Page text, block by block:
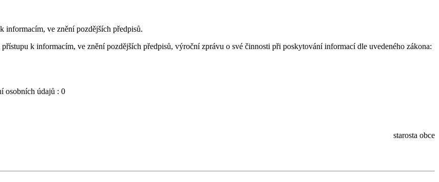
informacím, ve znění pozdějších předpisů.
k informacím, ve znění pozdějších předpisů, výroční zprávu o své činnosti při poskytování informací dle uvedeného zákona:
osobních údajů : 0
starosta obce